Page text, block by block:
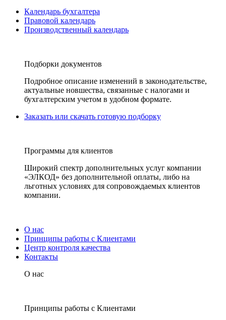
Календарь бухгалтера
Правовой календарь
Производственный календарь
Подборки документов
Подробное описание изменений в законодательстве,
актуальные новшества, связанные с налогами и
бухгалтерским учетом в удобном формате.
Заказать или скачать готовую подборку
Программы для клиентов
Широкий спектр дополнительных услуг компании
«ЭЛКОД» без дополнительной оплаты, либо на
льготных условиях для сопровождаемых клиентов
компании.
О нас
Принципы работы с Клиентами
Центр контроля качества
Контакты
О нас
Принципы работы с Клиентами